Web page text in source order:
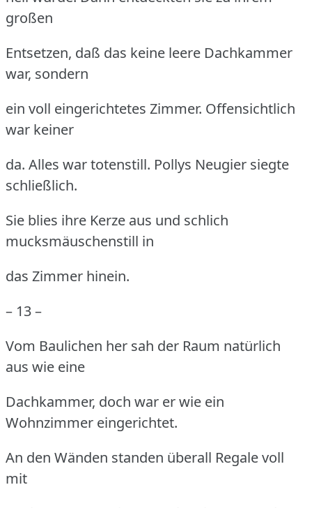
großen
Entsetzen, daß das keine leere Dachkammer
war, sondern
ein voll eingerichtetes Zimmer. Offensichtlich
war keiner
da. Alles war totenstill. Pollys Neugier siegte
schließlich.
Sie blies ihre Kerze aus und schlich
mucksmäuschenstill in
das Zimmer hinein.
– 13 –
Vom Baulichen her sah der Raum natürlich
aus wie eine
Dachkammer, doch war er wie ein
Wohnzimmer eingerichtet.
An den Wänden standen überall Regale voll
mit